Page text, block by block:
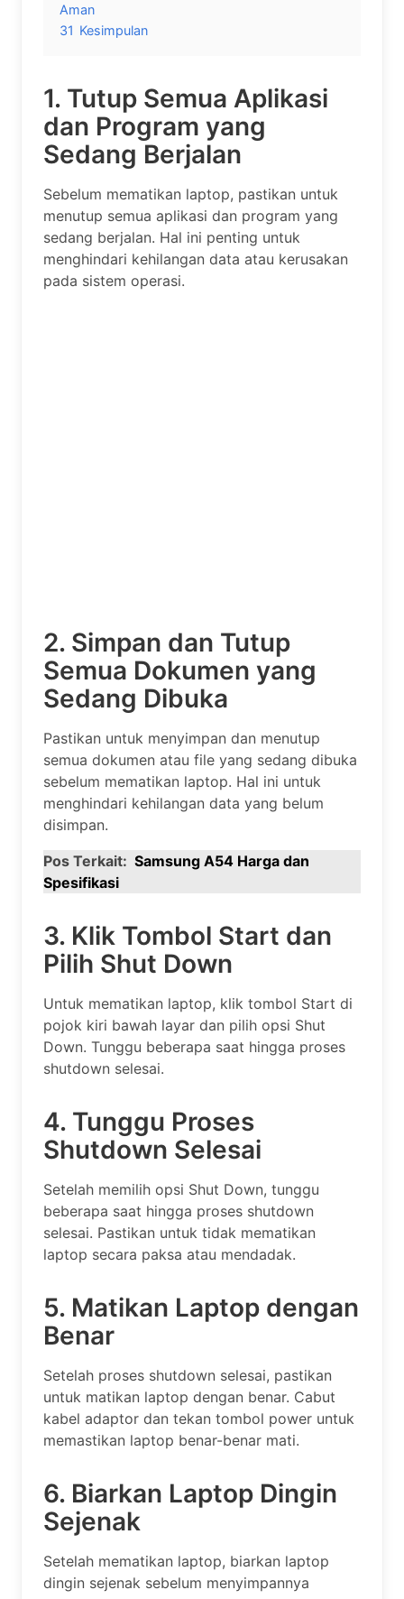
Aman
31 Kesimpulan
1. Tutup Semua Aplikasi
dan Program yang
Sedang Berjalan
Sebelum mematikan laptop, pastikan untuk
menutup semua aplikasi dan program yang
sedang berjalan. Hal ini penting untuk
menghindari kehilangan data atau kerusakan
pada sistem operasi.
2. Simpan dan Tutup
Semua Dokumen yang
Sedang Dibuka
Pastikan untuk menyimpan dan menutup
semua dokumen atau file yang sedang dibuka
sebelum mematikan laptop. Hal ini untuk
menghindari kehilangan data yang belum
disimpan.
Pos Terkait: Samsung A54 Harga dan
Spesifikasi
3. Klik Tombol Start dan
Pilih Shut Down
Untuk mematikan laptop, klik tombol Start di
pojok kiri bawah layar dan pilih opsi Shut
Down. Tunggu beberapa saat hingga proses
shutdown selesai.
4. Tunggu Proses
Shutdown Selesai
Setelah memilih opsi Shut Down, tunggu
beberapa saat hingga proses shutdown
selesai. Pastikan untuk tidak mematikan
laptop secara paksa atau mendadak.
5. Matikan Laptop dengan
Benar
Setelah proses shutdown selesai, pastikan
untuk matikan laptop dengan benar. Cabut
kabel adaptor dan tekan tombol power untuk
memastikan laptop benar-benar mati.
6. Biarkan Laptop Dingin
Sejenak
Setelah mematikan laptop, biarkan laptop
dingin sejenak sebelum menyimpannya